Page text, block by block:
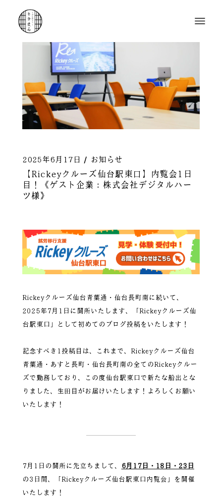
2025年6月17日 お知らせ
【Rickeyクルーズ仙台駅東口】内覧会1日
目！《ゲスト企業：株式会社デジタルハー
ツ様》
Rickeyクルーズ仙台青葉通・仙台長町南に続いて、
2025年7月1日に開所いたします、「Rickeyクルーズ仙
台駅東口」として初めてのブログ投稿をいたします！
記念すべき1投稿目は、これまで、Rickeyクルーズ仙台
青葉通・あすと長町・仙台長町南の全てのRickeyクルー
ズで勤務しており、この度仙台駅東口で新たな船出とな
りました、生田目がお届けいたします！よろしくお願い
いたします！
7月1日の開所に先立ちまして、 6月17日・18日・23日
の3日間、「Rickeyクルーズ仙台駅東口内覧会」を開催
いたします！